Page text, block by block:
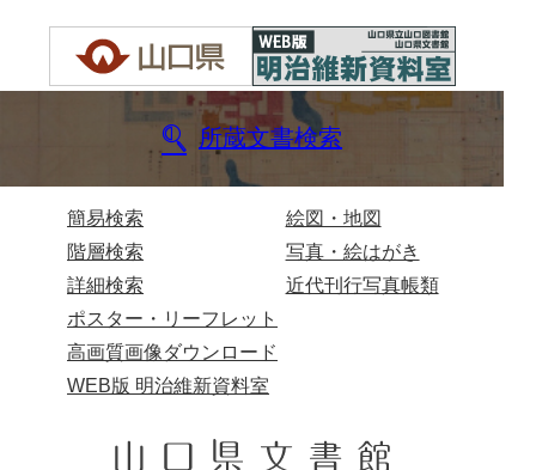
所蔵文書検索
簡易検索
階層検索
詳細検索
絵図・地図
写真・絵はがき
近代刊行写真帳類
ポスター・リーフレット
高画質画像ダウンロード
WEB版 明治維新資料室